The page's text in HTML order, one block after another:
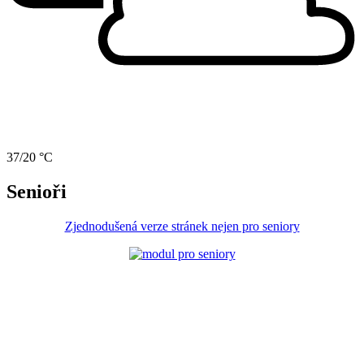
37/20 °C
Senioři
Zjednodušená verze stránek nejen pro seniory